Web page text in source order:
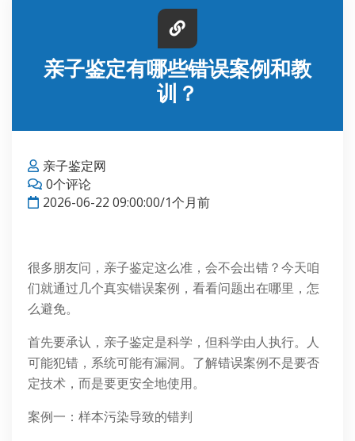
亲子鉴定有哪些错误案例和教
训？
亲子鉴定网
0个评论
2026-06-22 09:00:00/1个月前
很多朋友问，亲子鉴定这么准，会不会出错？今天咱
们就通过几个真实错误案例，看看问题出在哪里，怎
么避免。
首先要承认，亲子鉴定是科学，但科学由人执行。人
可能犯错，系统可能有漏洞。了解错误案例不是要否
定技术，而是要更安全地使用。
案例一：样本污染导致的错判